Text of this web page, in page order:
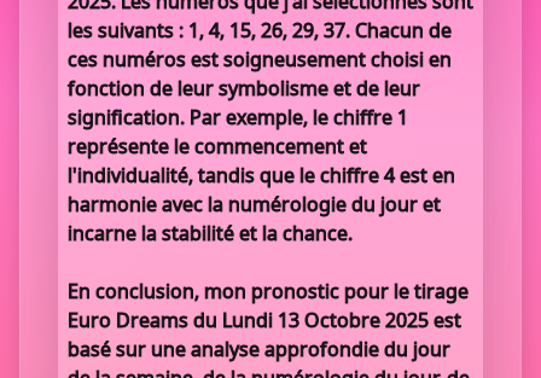
les suivants : 1, 4, 15, 26, 29, 37. Chacun de
ces numéros est soigneusement choisi en
fonction de leur symbolisme et de leur
signification. Par exemple, le chiffre 1
représente le commencement et
l'individualité, tandis que le chiffre 4 est en
harmonie avec la numérologie du jour et
incarne la stabilité et la chance.
En conclusion, mon pronostic pour le tirage
Euro Dreams du Lundi 13 Octobre 2025 est
basé sur une analyse approfondie du jour